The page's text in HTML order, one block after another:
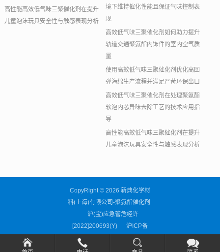
高性能高效低气味三聚催化剂在提升
儿童泡沫玩具安全性与触感表现分析
境下维持催化性能且保证气味控制表
现
高效低气味三聚催化剂如何助力提升
轨道交通聚氨酯内饰件的室内空气质
量
使用高效低气味三聚催化剂优化高回
弹海绵生产流程并满足严苛环保出口
高效低气味三聚催化剂在处理聚氨酯
软泡内芯异味去除工艺的技术应用指
导
高性能高效低气味三聚催化剂在提升
儿童泡沫玩具安全性与触感表现分析
CopyRight © 2026 新典化学材
料(上海)有限公司-聚氨酯催化剂
沪(宝)应急管危经许
[2022]200693(Y) 沪ICP备